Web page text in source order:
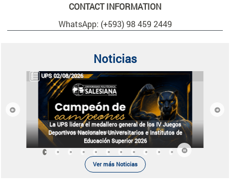
CONTACT INFORMATION
WhatsApp: (+593) 98 459 2449
Noticias
UPS 02/08/2026
La UPS lidera el medallero general de los IV Juegos
Deportivos Nacionales Universitarios e Institutos de
Educación Superior 2026
Previous Next
Ver más Noticias